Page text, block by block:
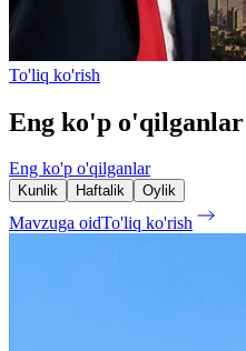
To'liq ko'rish
Eng ko'p o'qilganlar
Eng ko'p o'qilganlar
Kunlik Haftalik Oylik
Mavzuga oidTo'liq ko'rish